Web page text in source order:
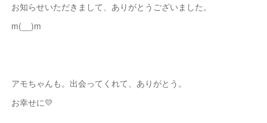
お知らせいただきまして、ありがとうございました。
m(__)m
アモちゃんも。出会ってくれて、ありがとう。
お幸せに💛